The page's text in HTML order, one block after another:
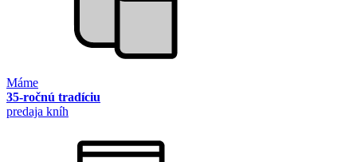
Máme
35-ročnú tradíciu
predaja kníh